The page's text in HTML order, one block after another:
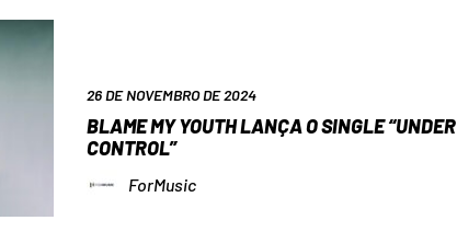
26 DE NOVEMBRO DE 2024
BLAME MY YOUTH LANÇA O SINGLE “UNDER
CONTROL”
ForMusic